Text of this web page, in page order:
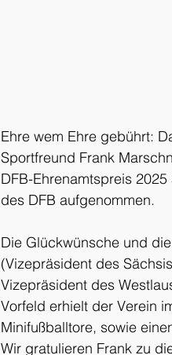
Ehre wem Ehre gebührt:
Sportfreund Frank
DFB-Ehrenamtspreis
des DFB aufgenommen.
Die Glückwünsche und
(Vizepräsident des
Vizepräsident des
Vorfeld erhielt der Verein
Minifußballtore, sowie
Wir gratulieren Frank zu